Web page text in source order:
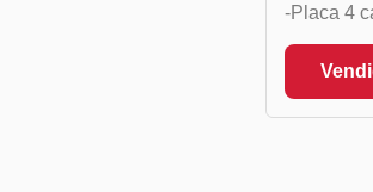
-Placa 4